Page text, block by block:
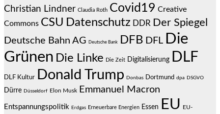
Christian Lindner Claudia Roth Covid19 Creative
Commons CSU Datenschutz DDR Der Spiegel
Deutsche Bahn AG Deutsche Bank DFB DFL Die
Grünen Die Linke Die Zeit Digitalisierung DLF
DLF Kultur Donald Trump Donbas Dortmund dpa DSGVO
Dürre Düsseldorf Elon Musk Emmanuel Macron
Entspannungspolitik Erdgas Erneuerbare Energien Essen EU EU-